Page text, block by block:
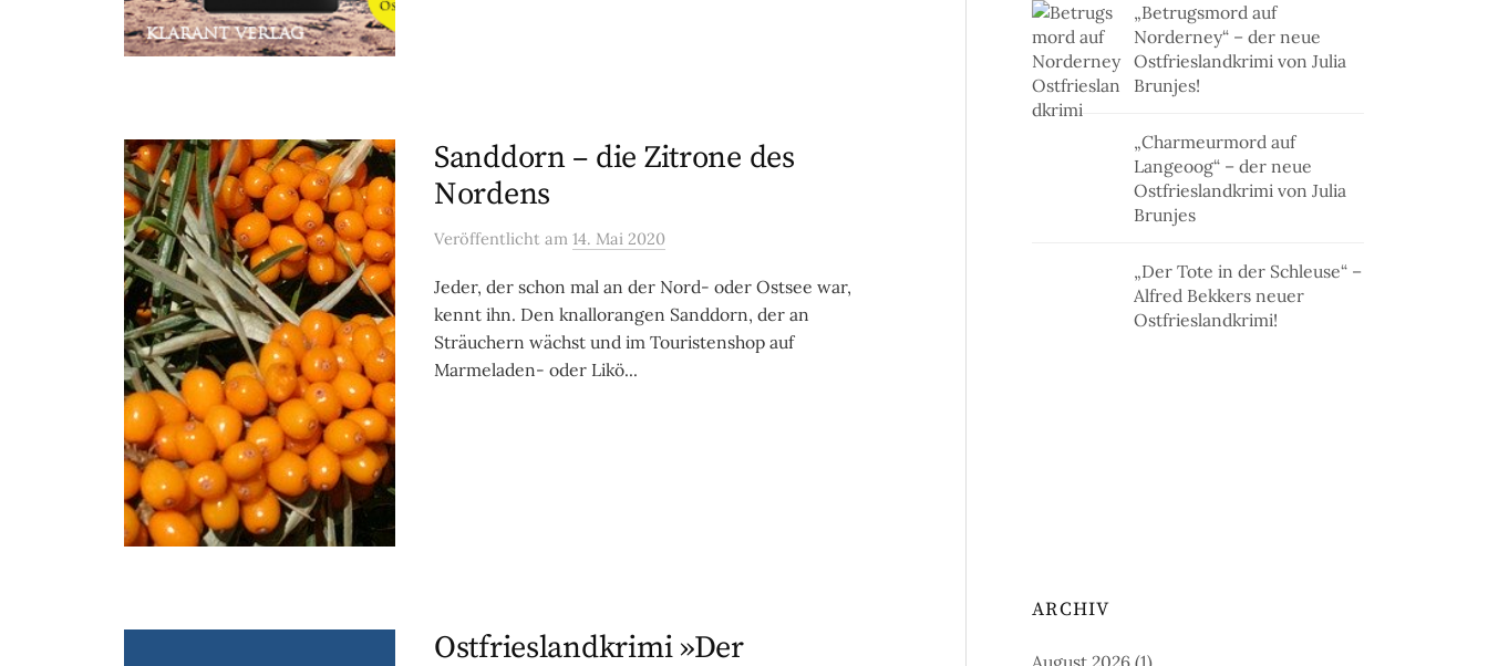
Sanddorn – die Zitrone des
Nordens
Veröffentlicht am 14. Mai 2020
Jeder, der schon mal an der Nord- oder Ostsee war,
kennt ihn. Den knallorangen Sanddorn, der an
Sträuchern wächst und im Touristenshop auf
Marmeladen- oder Likö...
Ostfrieslandkrimi »Der
„Betrugsmord auf
Norderney“ – der neue
Ostfrieslandkrimi von Julia
Brunjes!
„Charmeurmord auf
Langeoog“ – der neue
Ostfrieslandkrimi von Julia
Brunjes
„Der Tote in der Schleuse“ –
Alfred Bekkers neuer
Ostfrieslandkrimi!
ARCHIV